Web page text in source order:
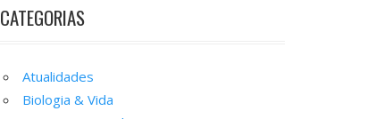
CATEGORIAS
Atualidades
Biologia & Vida